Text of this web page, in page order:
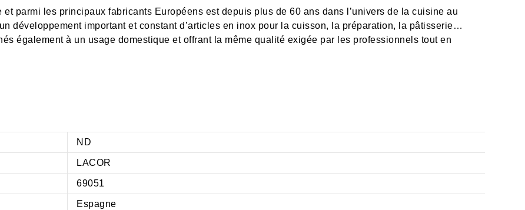
parmi les principaux fabricants Européens est depuis plus de 60 ans dans l’univers de la cuisine au
développement important et constant d’articles en inox pour la cuisson, la préparation, la pâtisserie…
également à un usage domestique et offrant la même qualité exigée par les professionnels tout en
ND
LACOR
69051
Espagne